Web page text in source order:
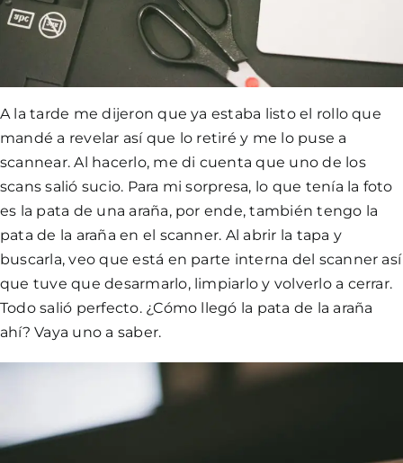
A la tarde me dijeron que ya estaba listo el rollo que
mandé a revelar así que lo retiré y me lo puse a
scannear. Al hacerlo, me di cuenta que uno de los
scans salió sucio. Para mi sorpresa, lo que tenía la foto
es la pata de una araña, por ende, también tengo la
pata de la araña en el scanner. Al abrir la tapa y
buscarla, veo que está en parte interna del scanner así
que tuve que desarmarlo, limpiarlo y volverlo a cerrar.
Todo salió perfecto. ¿Cómo llegó la pata de la araña
ahí? Vaya uno a saber.